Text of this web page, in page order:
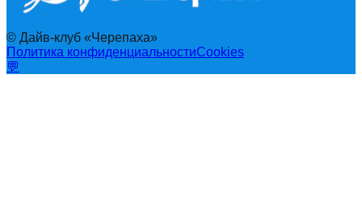
© Дайв-клуб «Черепаха»
Политика конфиденциальностиCookies
💬